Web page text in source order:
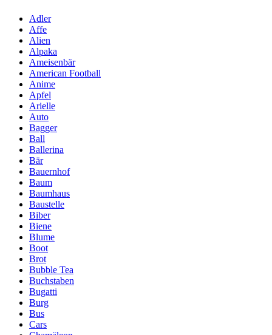
Adler
Affe
Alien
Alpaka
Ameisenbär
American Football
Anime
Apfel
Arielle
Auto
Bagger
Ball
Ballerina
Bär
Bauernhof
Baum
Baumhaus
Baustelle
Biber
Biene
Blume
Boot
Brot
Bubble Tea
Buchstaben
Bugatti
Burg
Bus
Cars